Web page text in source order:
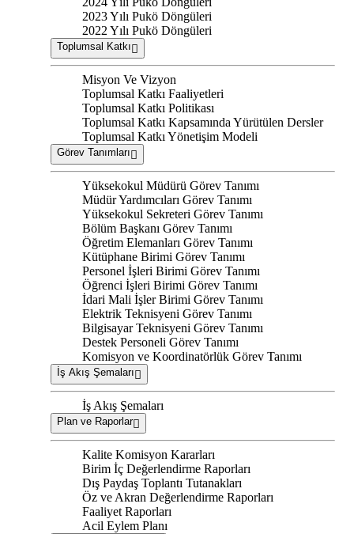
2023 Yılı Pukö Döngüleri
2022 Yılı Pukö Döngüleri
Toplumsal Katkı
Misyon Ve Vizyon
Toplumsal Katkı Faaliyetleri
Toplumsal Katkı Politikası
Toplumsal Katkı Kapsamında Yürütülen Dersler
Toplumsal Katkı Yönetişim Modeli
Görev Tanımları
Yüksekokul Müdürü Görev Tanımı
Müdür Yardımcıları Görev Tanımı
Yüksekokul Sekreteri Görev Tanımı
Bölüm Başkanı Görev Tanımı
Öğretim Elemanları Görev Tanımı
Kütüphane Birimi Görev Tanımı
Personel İşleri Birimi Görev Tanımı
Öğrenci İşleri Birimi Görev Tanımı
İdari Mali İşler Birimi Görev Tanımı
Elektrik Teknisyeni Görev Tanımı
Bilgisayar Teknisyeni Görev Tanımı
Destek Personeli Görev Tanımı
Komisyon ve Koordinatörlük Görev Tanımı
İş Akış Şemaları
İş Akış Şemaları
Plan ve Raporlar
Kalite Komisyon Kararları
Birim İç Değerlendirme Raporları
Dış Paydaş Toplantı Tutanakları
Öz ve Akran Değerlendirme Raporları
Faaliyet Raporları
Acil Eylem Planı